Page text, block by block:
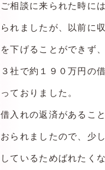
ご相談に来られた時に
られましたが、以前に
を下げることができず
３社で約１９０万円の
っておりました。
借入れの返済があるこ
おられましたので、少
しているためばれたく